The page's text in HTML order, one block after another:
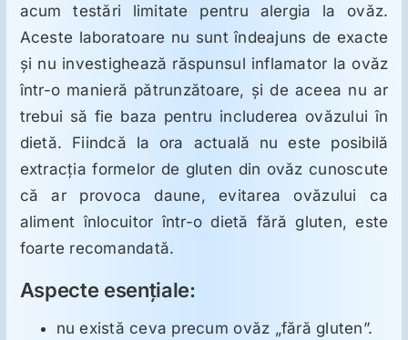
acum testări limitate pentru alergia la ovăz.
Aceste laboratoare nu sunt îndeajuns de exacte
şi nu investighează răspunsul inflamator la ovăz
într-o manieră pătrunzătoare, şi de aceea nu ar
trebui să fie baza pentru includerea ovăzului în
dietă. Fiindcă la ora actuală nu este posibilă
extracţia formelor de gluten din ovăz cunoscute
că ar provoca daune, evitarea ovăzului ca
aliment înlocuitor într-o dietă fără gluten, este
foarte recomandată.
Aspecte esenţiale:
nu există ceva precum ovăz „fără gluten”.